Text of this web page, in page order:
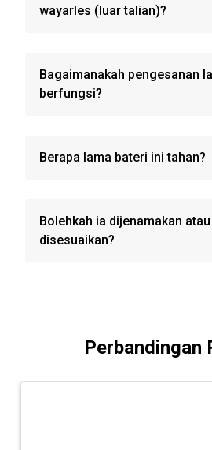
wayarles (luar talian)?
Bagaimanakah pengesanan
berfungsi?
Berapa lama bateri ini tahan?
Bolehkah ia dijenamakan atau
disesuaikan?
Perbandingan